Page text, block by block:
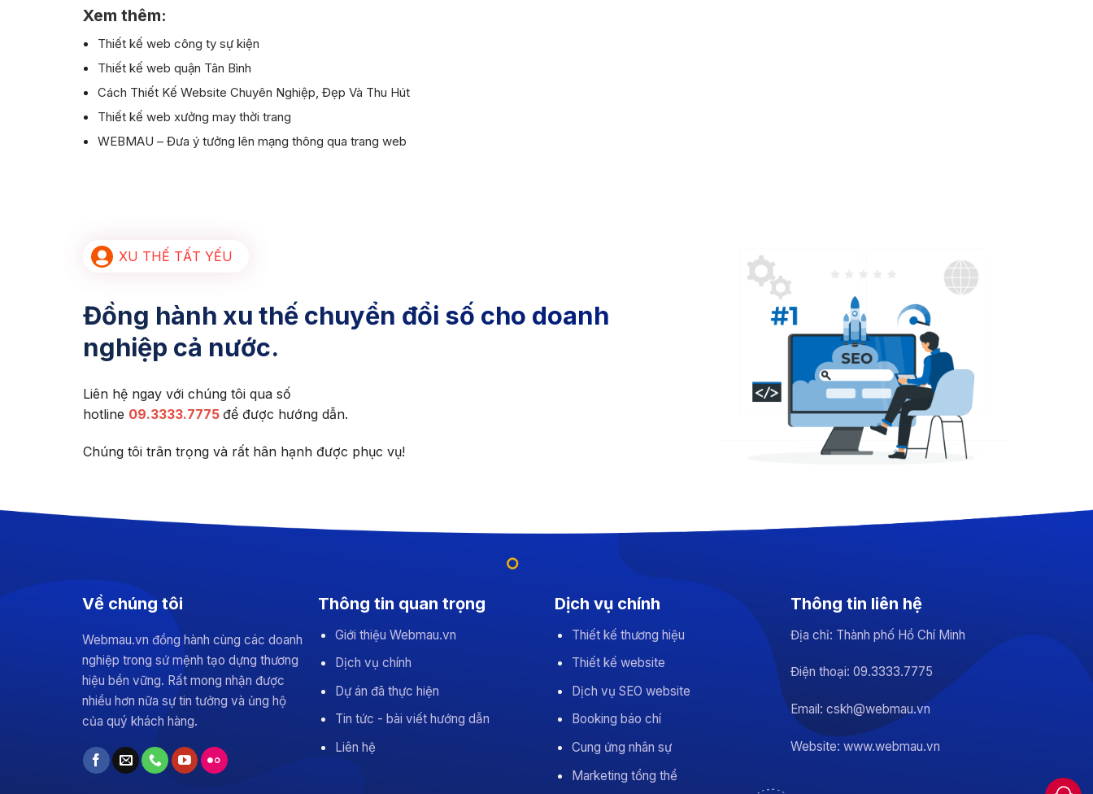
Xem thêm:
Thiết kế web công ty sự kiện
Thiết kế web quận Tân Bình
Cách Thiết Kế Website Chuyên Nghiệp, Đẹp Và Thu Hút
Thiết kế web xưởng may thời trang
WEBMAU – Đưa ý tưởng lên mạng thông qua trang web
XU THẾ TẤT YẾU
Đồng hành xu thế chuyển đổi số cho doanh
nghiệp cả nước.
Liên hệ ngay với chúng tôi qua số
hotline 09.3333.7775 để được hướng dẫn.
Chúng tôi trân trọng và rất hân hạnh được phục vụ!
Về chúng tôi
Webmau.vn đồng hành cùng các doanh
nghiệp trong sứ mệnh tạo dựng thương
hiệu bền vững. Rất mong nhận được
nhiều hơn nữa sự tin tưởng và ủng hộ
của quý khách hàng.
Thông tin quan trọng
Giới thiệu Webmau.vn
Dịch vụ chính
Dự án đã thực hiện
Tin tức - bài viết hướng dẫn
Liên hệ
Dịch vụ chính
Thiết kế thương hiệu
Thiết kế website
Dịch vụ SEO website
Booking báo chí
Cung ứng nhân sự
Marketing tổng thể
Thông tin liên hệ
Địa chỉ: Thành phố Hồ Chí Minh
Điện thoại: 09.3333.7775
Email: cskh@webmau.vn
Website: www.webmau.vn